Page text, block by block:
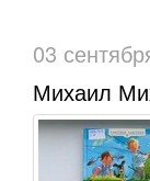
03
Михаил